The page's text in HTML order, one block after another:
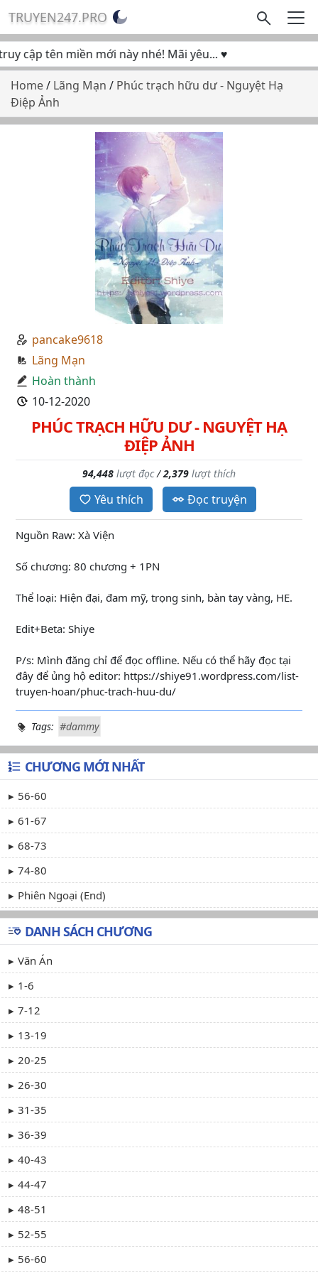
TRUYEN247.PRO
tên miền mới này nhé! Mãi yêu... ♥
Home/ Lãng Mạn / Phúc trạch hữu dư - Nguyệt Hạ
Điệp Ảnh
pancake9618
Lãng Mạn
Hoàn thành
10-12-2020
PHÚC TRẠCH HỮU DƯ - NGUYỆT HẠ
ĐIỆP ẢNH
94,448 lượt đọc/2,379 lượt thích
Yêu thích Đọc truyện
Nguồn Raw: Xà Viện
Số chương: 80 chương + 1PN
Thể loại: Hiện đại, đam mỹ, trọng sinh, bàn tay vàng, HE.
Edit+Beta: Shiye
P/s: Mình đăng chỉ để đọc offline. Nếu có thể hãy đọc tại
đây để ủng hộ editor: https://shiye91.wordpress.com/list-
truyen-hoan/phuc-trach-huu-du/
Tags: #dammy
CHƯƠNG MỚI NHẤT
56-60
61-67
68-73
74-80
Phiên Ngoại (end)
DANH SÁCH CHƯƠNG
Văn Án
1-6
7-12
13-19
20-25
26-30
31-35
36-39
40-43
44-47
48-51
52-55
56-60